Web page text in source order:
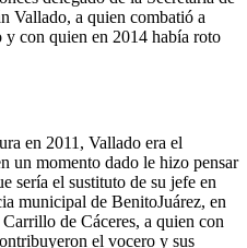
Vallado, a quien combatió a
y con quien en 2014 había roto
en 2011, Vallado era el
un momento dado le hizo pensar
sería el sustituto de su jefe en
municipal de BenitoJuárez, en
de Cáceres, a quien con
el vocero y sus